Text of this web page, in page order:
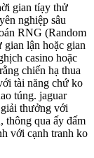
gian tíạy thử
nghiệp sâu
RNG (Random
gian lận hoặc gian
casino hoặc
chiến hạ thua
tài năng chứ ko
túng. jaguar
thưởng với
thông qua ấy đấm
với cạnh tranh ko